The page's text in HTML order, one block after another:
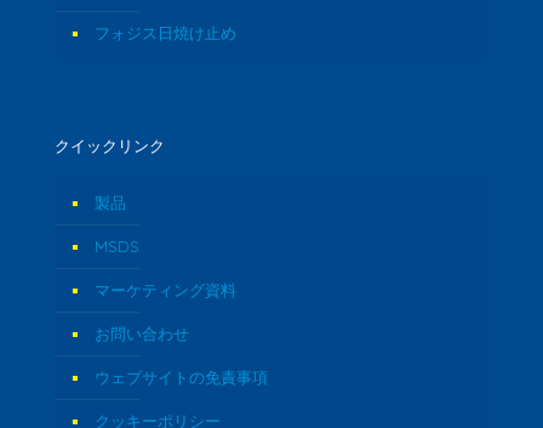
フォジス日焼け止め
クイックリンク
製品
MSDS
マーケティング資料
お問い合わせ
ウェブサイトの免責事項
クッキーポリシー